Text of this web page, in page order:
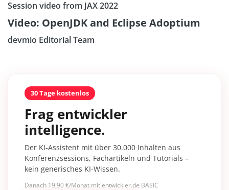
Session video from JAX 2022
Video: OpenJDK and Eclipse Adoptium
devmio Editorial Team
30 Tage kostenlos
Frag entwickler
intelligence.
Der KI-Assistent mit über 30.000 Inhalten aus
Konferenzsessions, Fachartikeln und Tutorials –
kein generisches KI-Wissen.
Danach 19,90 €/Monat mit entwickler.de BASIC